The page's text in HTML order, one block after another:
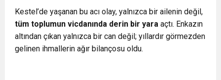
Kestel’de yaşanan bu acı olay, yalnızca bir ailenin değil,
tüm toplumun vicdanında derin bir yara açtı. Enkazın
altından çıkan yalnızca bir can değil; yıllardır görmezden
gelinen ihmallerin ağır bilançosu oldu.